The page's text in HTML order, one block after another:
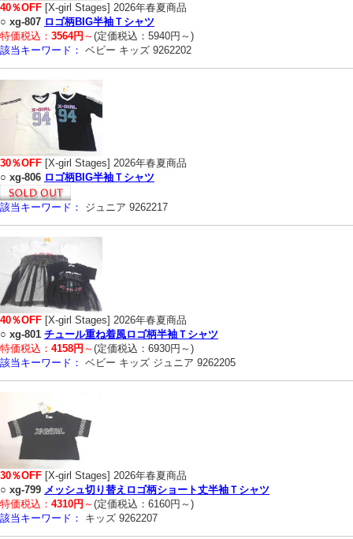
40％OFF [X-girl Stages] 2026年春夏商品
○ xg-807 ロゴ柄BIG半袖Ｔシャツ
特価税込： 3564円 ～(定価税込：5940円～)
該当キーワード： ベビー キッズ 9262202
30％OFF [X-girl Stages] 2026年春夏商品
○ xg-806 ロゴ柄BIG半袖Ｔシャツ
該当キーワード： ジュニア 9262217
40％OFF [X-girl Stages] 2026年春夏商品
○ xg-801 チュール重ね着風ロゴ柄半袖Ｔシャツ
特価税込： 4158円 ～(定価税込：6930円～)
該当キーワード： ベビー キッズ ジュニア 9262205
30％OFF [X-girl Stages] 2026年春夏商品
○ xg-799 メッシュ切り替えロゴ柄ショート丈半袖Ｔシャツ
特価税込： 4310円 ～(定価税込：6160円～)
該当キーワード：
キッズ 9262207